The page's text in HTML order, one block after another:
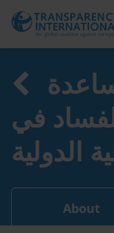
في
الدولية
About